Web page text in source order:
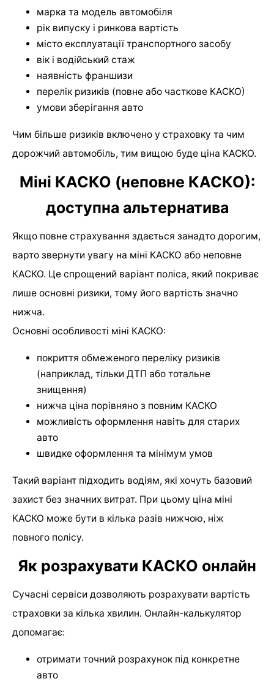
марка та модель автомобіля
рік випуску і ринкова вартість
місто експлуатації транспортного засобу
вік і водійський стаж
наявність франшизи
перелік ризиків (повне або часткове КАСКО)
умови зберігання авто
Чим більше ризиків включено у страховку та чим
дорожчий автомобіль, тим вищою буде ціна КАСКО.
Міні КАСКО (неповне КАСКО):
доступна альтернатива
Якщо повне страхування здається занадто дорогим,
варто звернути увагу на міні КАСКО або неповне
КАСКО. Це спрощений варіант поліса, який покриває
лише основні ризики, тому його вартість значно
нижча.
Основні особливості міні КАСКО:
покриття обмеженого переліку ризиків
(наприклад, тільки ДТП або тотальне
знищення)
нижча ціна порівняно з повним КАСКО
можливість оформлення навіть для старих
авто
швидке оформлення та мінімум умов
Такий варіант підходить водіям, які хочуть базовий
захист без значних витрат. При цьому ціна міні
КАСКО може бути в кілька разів нижчою, ніж
повного полісу.
Як розрахувати КАСКО онлайн
Сучасні сервіси дозволяють розрахувати вартість
страховки за кілька хвилин. Онлайн-калькулятор
допомагає:
отримати точний розрахунок під конкретне
авто